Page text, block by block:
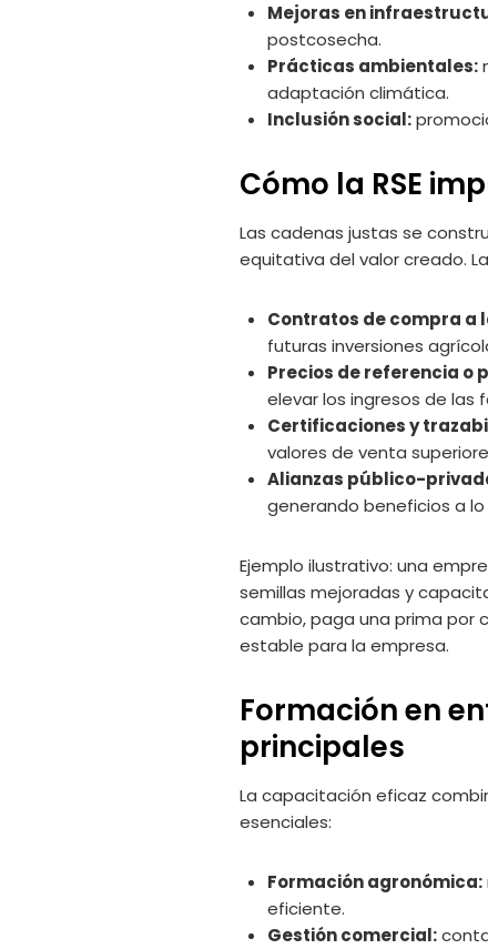
Mejoras en
postcosecha.
Prácticas ambientales:
adaptación climática.
Inclusión social:
Cómo la RSE
Las cadenas justas se
equitativa del valor creado.
Contratos de compra a
futuras inversiones
Precios de referencia o
elevar los ingresos de las
Certificaciones y
valores de venta
Alianzas público-
generando beneficios a
Ejemplo ilustrativo: una
semillas mejoradas y
cambio, paga una prima por
estable para la empresa.
Formación en
principales
La capacitación eficaz
esenciales:
Formación agronómica:
eficiente.
Gestión comercial: